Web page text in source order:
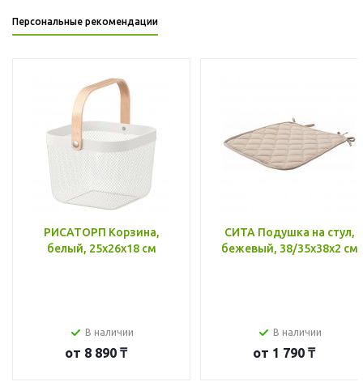
Персональные рекомендации
РИСАТОРП Корзина,
белый, 25x26x18 см
В наличии
от 8 890 ₸
СИТА Подушка на стул,
бежевый, 38/35x38x2 см
В наличии
от 1 790 ₸